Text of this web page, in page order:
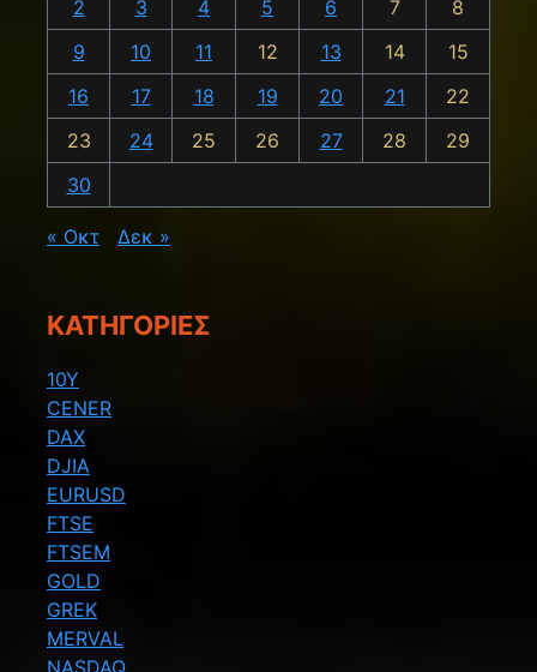
2
3 4 5 6 7
8
9
10 11 12 13 14
15
16
17 18 19 20 21
22
23
24 25 26 27 28
29
30
« Οκτ Δεκ »
KΑΤΗΓΟΡΊΕΣ
10Y
CENER
DAX
DJIA
EURUSD
FTSE
FTSEM
GOLD
GREK
MERVAL